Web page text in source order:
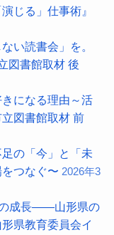
じる」仕事術』
い読書会」を。
図書館取材 後
きになる理由～活
図書館取材 前
の「今」と「未
つなぐ〜 2026年3
の成長――山形県の
県教育委員会イ